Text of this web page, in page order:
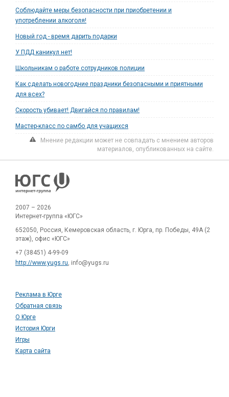
Соблюдайте меры безопасности при приобретении и
употреблении алкоголя!
Новый год - время дарить подарки
У ПДД каникул нет!
Школьникам о работе сотрудников полиции
Как сделать новогодние праздники безопасными и приятными
для всех?
Скорость убивает! Двигайся по правилам!
Мастер-класс по самбо для учащихся
Мнение редакции может не совпадать с мнением авторов
материалов, опубликованных на сайте.
2007 – 2026
Интернет-группа «ЮГС»
652050, Россия, Кемеровская область, г. Юрга, пр. Победы, 49А (2
этаж), офис «ЮГС»
+7 (38451) 4-99-09
http://www.yugs.ru , info@yugs.ru
Реклама в Юрге
Обратная связь
О Юрге
История Юрги
Игры
Карта сайта